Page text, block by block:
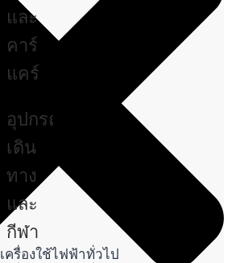
และ
คาร์
แคร์
อุปกรณ์
เดิน
ทาง
และ
กีฬา
เครื่องใช้ไฟฟ้าทั่วไป